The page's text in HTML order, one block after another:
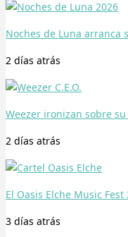
Noches de Luna arranca
2 días atrás
Weezer ironizan sobre su
2 días atrás
El Oasis Elche Music
3 días atrás